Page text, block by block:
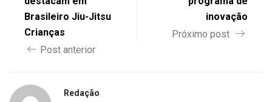
Brasileiro Jiu-Jitsu
Crianças
Post anterior
inovação
Próximo post
Redação